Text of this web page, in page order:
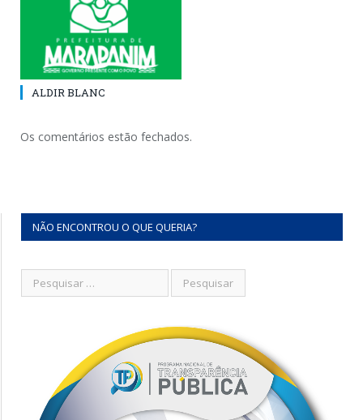
ALDIR BLANC
Os comentários estão fechados.
NÃO ENCONTROU O QUE QUERIA?